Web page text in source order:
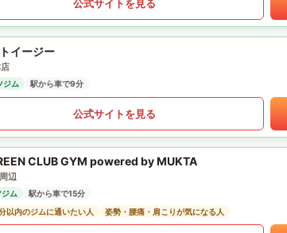
公式サイトを見る
イージー
ジム 駅から車で9分
公式サイトを見る
CLUB GYM powered by MUKTA
辺
ジム
駅から車で15分
以内のジムに通いたい人
姿勢・腰痛・肩こりが気になる人